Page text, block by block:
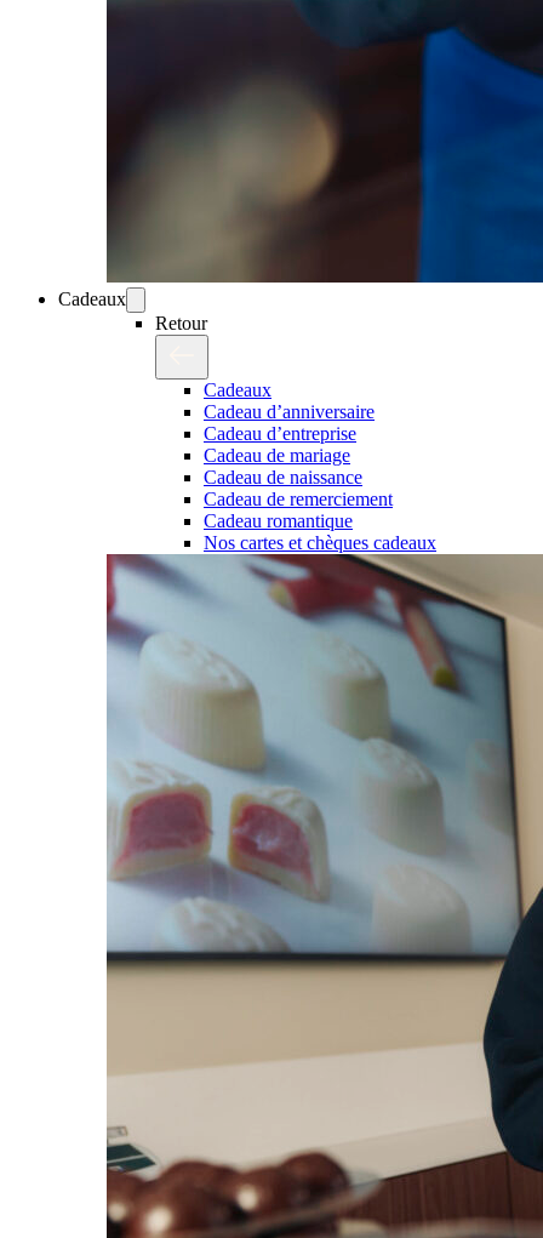
Cadeaux
Retour
Cadeaux
Cadeau d’anniversaire
Cadeau d’entreprise
Cadeau de mariage
Cadeau de naissance
Cadeau de remerciement
Cadeau romantique
Nos cartes et chèques cadeaux